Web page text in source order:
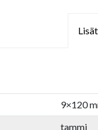
9×120
tammi